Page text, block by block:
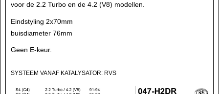
voor de 2.2 Turbo en de 4.2 (V8) modellen.
Eindstyling 2x70mm
buisdiameter 76mm
Geen E-keur.
SYSTEEM VANAF KATALYSATOR: RVS